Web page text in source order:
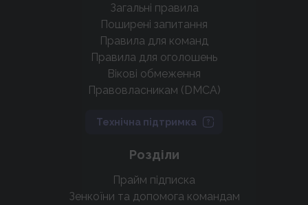
Загальні правила
Поширені запитання
Правила для команд
Правила для оголошень
Вікові обмеження
Правовласникам (DMCA)
Технічна підтримка
Розділи
Прайм підписка
Зенкоїни та допомога командам